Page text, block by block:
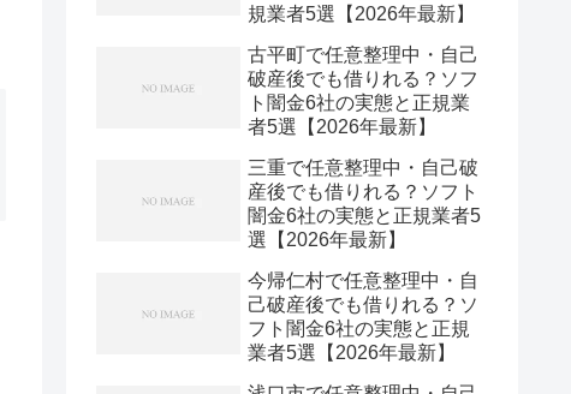
規業者5選【2026年最新】
古平町で任意整理中・自己
破産後でも借りれる？ソフ
ト闇金6社の実態と正規業
者5選【2026年最新】
三重で任意整理中・自己破
産後でも借りれる？ソフト
闇金6社の実態と正規業者5
選【2026年最新】
今帰仁村で任意整理中・自
己破産後でも借りれる？ソ
フト闇金6社の実態と正規
業者5選【2026年最新】